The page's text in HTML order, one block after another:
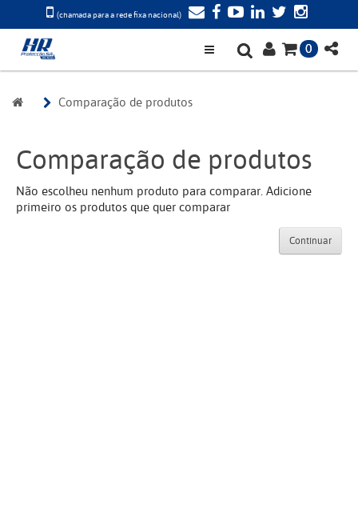
(chamada para a rede fixa nacional)
0
Comparação de produtos
Comparação de produtos
Não escolheu nenhum produto para comparar. Adicione
primeiro os produtos que quer comparar
Continuar